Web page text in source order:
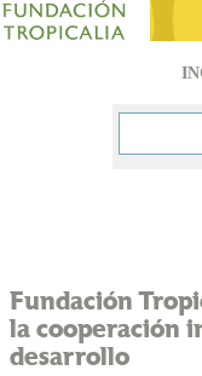
Fundación
la cooperación
desarrollo